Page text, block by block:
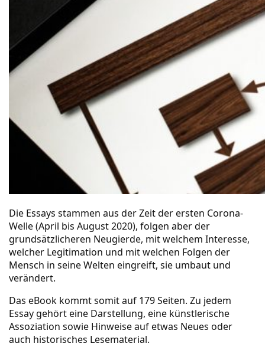
Die Essays stammen aus der Zeit der ersten Corona-
Welle (April bis August 2020), folgen aber der
grundsätzlicheren Neugierde, mit welchem Interesse,
welcher Legitimation und mit welchen Folgen der
Mensch in seine Welten eingreift, sie umbaut und
verändert.
Das eBook kommt somit auf 179 Seiten. Zu jedem
Essay gehört eine Darstellung, eine künstlerische
Assoziation sowie Hinweise auf etwas Neues oder
auch historisches Lesematerial.